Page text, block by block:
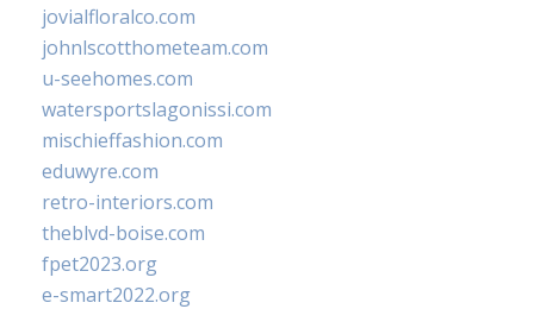
jovialfloralco.com
johnlscotthometeam.com
u-seehomes.com
watersportslagonissi.com
mischieffashion.com
eduwyre.com
retro-interiors.com
theblvd-boise.com
fpet2023.org
e-smart2022.org